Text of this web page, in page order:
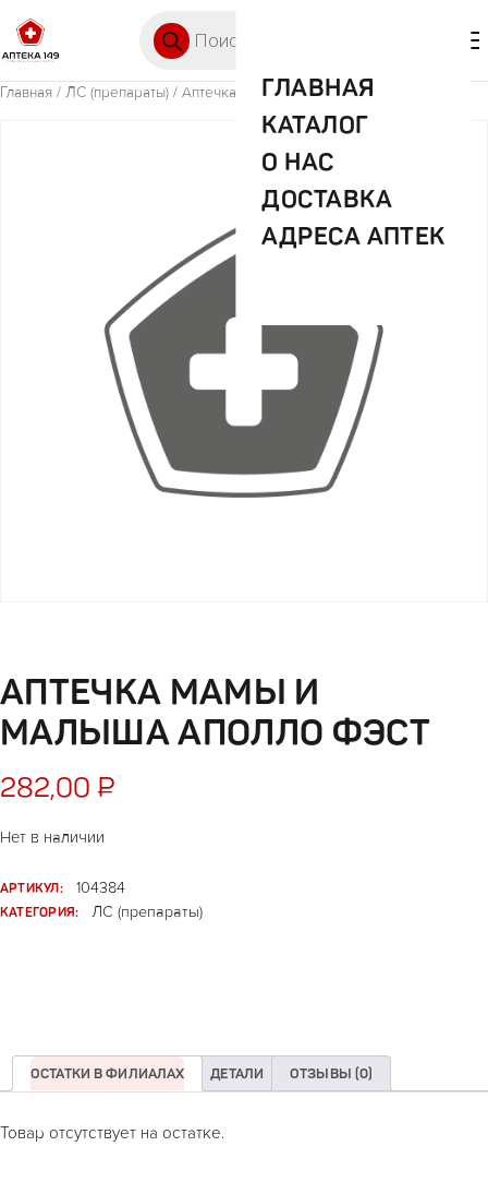
ГЛАВНАЯ
КАТАЛОГ
О НАС
ДОСТАВКА
АДРЕСА АПТЕК
Главная / ЛС (препараты) / Аптечка Мамы и Малыша Аполло Фэст
АПТЕЧКА МАМЫ И
МАЛЫША АПОЛЛО ФЭСТ
282,00 ₽
Нет в наличии
АРТИКУЛ:
104384
КАТЕГОРИЯ:
ЛС (препараты)
ОСТАТКИ В ФИЛИАЛАХ ДЕТАЛИ ОТЗЫВЫ (0)
Товар отсутствует на остатке.